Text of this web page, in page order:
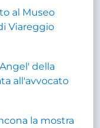
al Museo
Viareggio
della
all'avvocato
la mostra